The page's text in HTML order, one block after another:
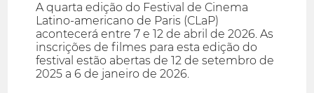
A quarta edição do Festival de Cinema
Latino-americano de Paris (CLaP)
acontecerá entre 7 e 12 de abril de 2026. As
inscrições de filmes para esta edição do
festival estão abertas de 12 de setembro de
2025 a 6 de janeiro de 2026.